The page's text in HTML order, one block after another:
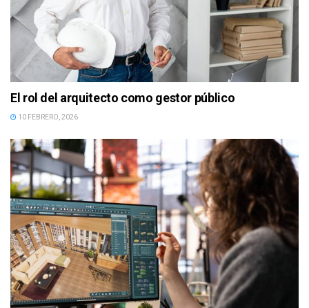
El rol del arquitecto como gestor público
10 FEBRERO, 2026